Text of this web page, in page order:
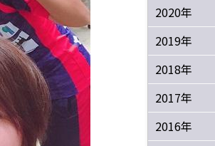
2020年
2019年
2018年
2017年
2016年